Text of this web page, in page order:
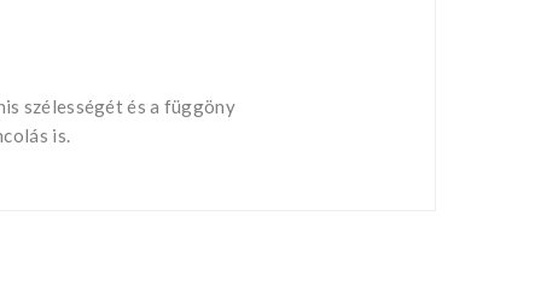
szélességét és a függöny
is.